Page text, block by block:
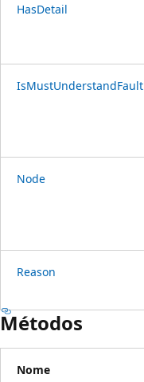
HasDetail
IsMustUnderstandFault
Node
Reason
Métodos
Nome